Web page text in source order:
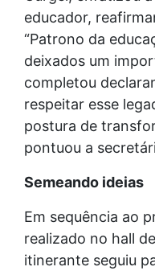
educador,
“Patrono da
deixados um
completou
respeitar esse
postura de
pontuou a
Semeando ideias
Em sequência ao
realizado no hall
itinerante seguiu